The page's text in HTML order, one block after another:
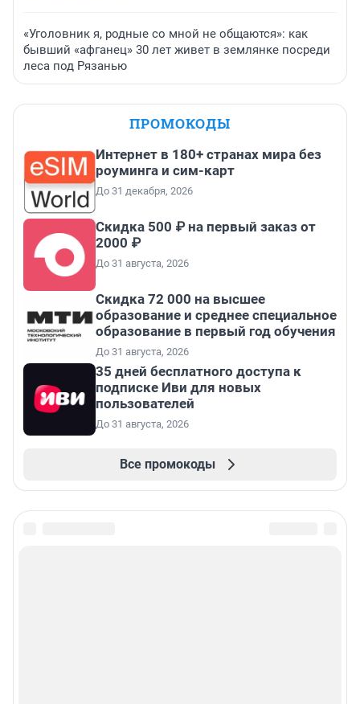
«Уголовник я, родные со мной не общаются»: как
бывший «афганец» 30 лет живет в землянке посреди
леса под Рязанью
ПРОМОКОДЫ
Интернет в 180+ странах мира без
роуминга и сим-карт
До 31 декабря, 2026
Скидка 500 ₽ на первый заказ от
2000 ₽
До 31 августа, 2026
Скидка 72 000 на высшее
образование и среднее специальное
образование в первый год обучения
До 31 августа, 2026
35 дней бесплатного доступа к
подписке Иви для новых
пользователей
До 31 августа, 2026
Все промокоды